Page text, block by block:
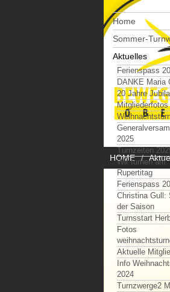
HOME
Home
Sommer-
Aktuelles
Ferienspass
DANKE Maria
20 Jahre
Mitgliederfotos
2025
Turnzeiten
Wir turnen am
Rupertitag
Ferienspass
Christina Gull:
der Saison
Turnsstart
Fotos
Aktuelle
Info
2024
Turnzwerge2